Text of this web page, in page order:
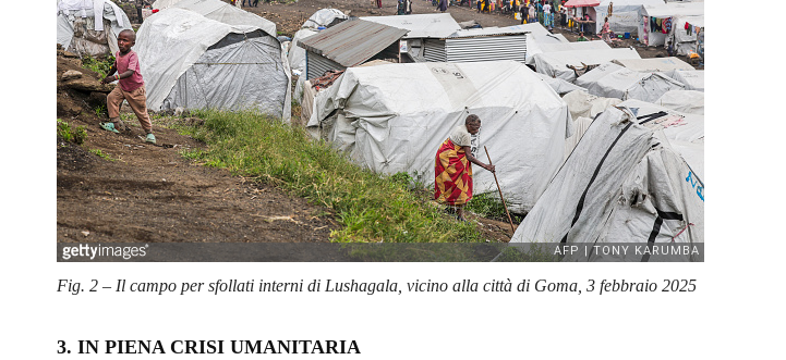
Fig. 2 – Il campo per sfollati interni di Lushagala, vicino alla città di Goma, 3 febbraio 2025
3. IN PIENA CRISI UMANITARIA